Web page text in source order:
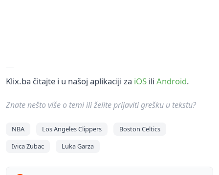
Klix.ba čitajte i u našoj aplikaciji za iOS ili Android.
Znate nešto više o temi ili želite prijaviti grešku u tekstu?
NBA Los Angeles Clippers
Boston Celtics
Ivica Zubac
Luka Garza